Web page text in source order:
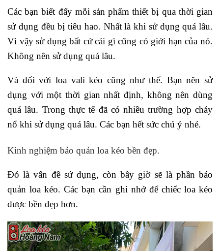
Các bạn biết đấy mỗi sản phẩm thiết bị qua thời gian
sử dụng đều bị tiêu hao. Nhất là khi sử dụng quá lâu.
Vì vậy sử dụng bất cứ cái gì cũng có giới hạn của nó.
Không nên sử dụng quá lâu.
Và đối với loa vali kéo cũng như thế. Bạn nên sử
dụng với một thời gian nhất định, không nên dùng
quá lâu. Trong thực tế đã có nhiều trường hợp cháy
nổ khi sử dụng quá lâu. Các bạn hết sức chú ý nhé.
Kinh nghiệm bảo quản loa kéo bền đẹp.
Đó là vấn đề sử dụng, còn bây giờ sẽ là phần bảo
quản loa kéo. Các bạn cần ghi nhớ để chiếc loa kéo
được bền đẹp hơn.